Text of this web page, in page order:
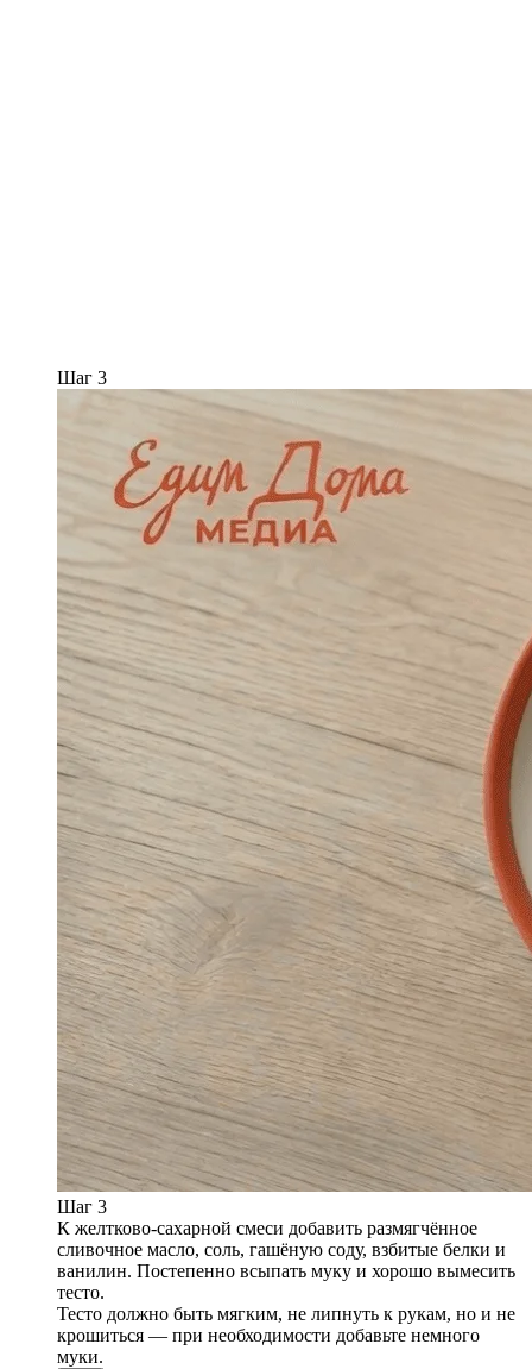
Шаг 3
Шаг 3
К желтково-сахарной смеси добавить размягчённое
сливочное масло, соль, гашёную соду, взбитые белки и
ванилин. Постепенно всыпать муку и хорошо вымесить
тесто.
Тесто должно быть мягким, не липнуть к рукам, но и не
крошиться — при необходимости добавьте немного
муки.